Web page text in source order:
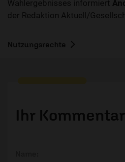
Wahlergebnisses informiert
der Redaktion Aktuell/
Nutzungsrechte
Ihr Kommentar